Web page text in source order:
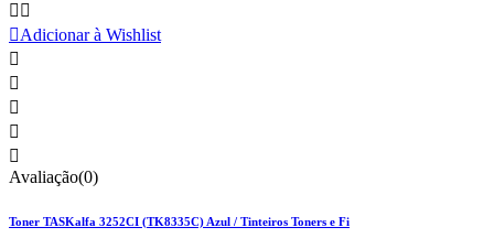
 
Adicionar à Wishlist





Avaliação(0)
Toner TASKalfa 3252CI (TK8335C) Azul / Tinteiros Toners e Fi